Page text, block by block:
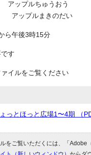
アップルちゅうおう
アップルまきのだい
ら午後3時15分
す
イルをご覧ください
っとほっと広場1〜4期 （
をご覧いただくには、「